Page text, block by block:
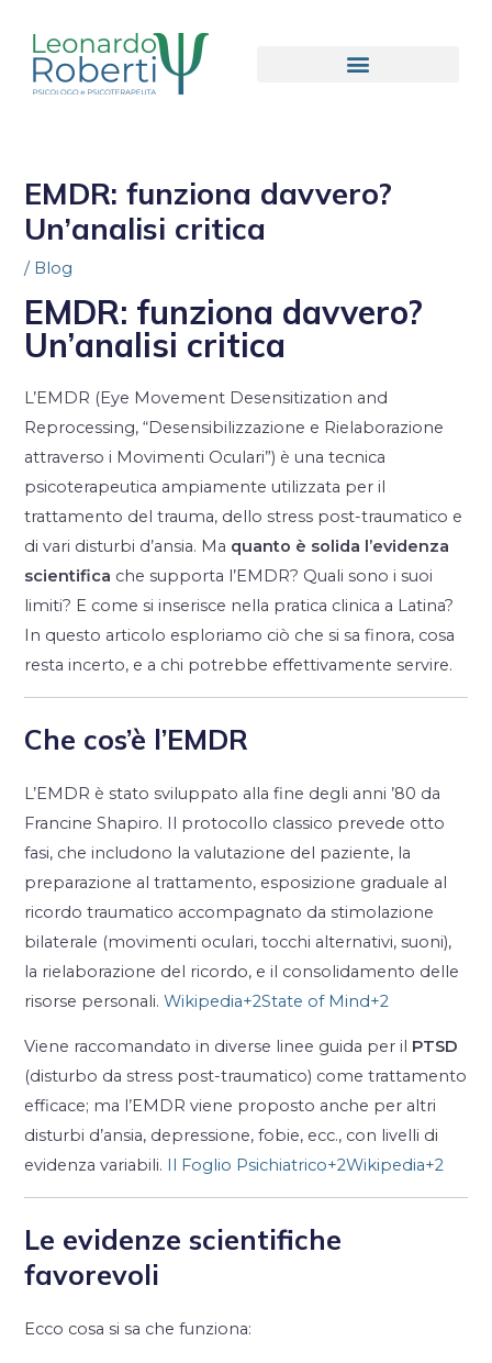
EMDR: funziona davvero?
Un’analisi critica
/ Blog
EMDR: funziona davvero?
Un’analisi critica
L’EMDR (Eye Movement Desensitization and
Reprocessing, “Desensibilizzazione e Rielaborazione
attraverso i Movimenti Oculari”) è una tecnica
psicoterapeutica ampiamente utilizzata per il
trattamento del trauma, dello stress post-traumatico e
di vari disturbi d’ansia. Ma quanto è solida l’evidenza
scientifica che supporta l’EMDR? Quali sono i suoi
limiti? E come si inserisce nella pratica clinica a Latina?
In questo articolo esploriamo ciò che si sa finora, cosa
resta incerto, e a chi potrebbe effettivamente servire.
Che cos’è l’EMDR
L’EMDR è stato sviluppato alla fine degli anni ’80 da
Francine Shapiro. Il protocollo classico prevede otto
fasi, che includono la valutazione del paziente, la
preparazione al trattamento, esposizione graduale al
ricordo traumatico accompagnato da stimolazione
bilaterale (movimenti oculari, tocchi alternativi, suoni),
la rielaborazione del ricordo, e il consolidamento delle
risorse personali.Wikipedia+2State of Mind+2
Viene raccomandato in diverse linee guida per il PTSD
(disturbo da stress post-traumatico) come trattamento
efficace; ma l’EMDR viene proposto anche per altri
disturbi d’ansia, depressione, fobie, ecc., con livelli di
evidenza variabili.
Il Foglio Psichiatrico+2Wikipedia+2
Le evidenze scientifiche
favorevoli
Ecco cosa si sa che funziona: